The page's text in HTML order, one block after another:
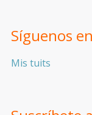
Síguenos
Mis tuits